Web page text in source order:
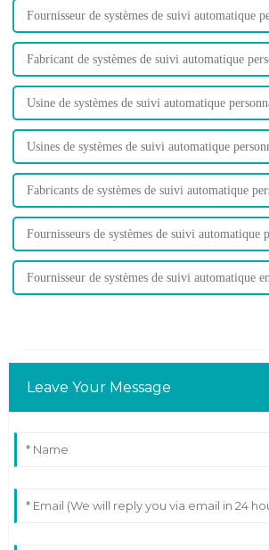
Fournisseur de systèmes de suivi automatique
Fabricant de systèmes de suivi automatique
Usine de systèmes de suivi automatique
Usines de systèmes de suivi automatique
Fabricants de systèmes de suivi automatique
Fournisseurs de systèmes de suivi automatique
Fournisseur de systèmes de suivi automatique
Leave Your Message